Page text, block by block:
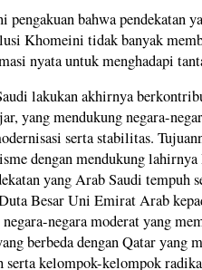
pengakuan bahwa pendekatan
Khomeini tidak banyak
nyata untuk menghadapi
lakukan akhirnya
yang mendukung negara-
serta stabilitas.
dengan mendukung
yang Arab Saudi tempuh
Besar Uni Emirat Arab
negara moderat yang
berbeda dengan Qatar
kelompok-kelompok